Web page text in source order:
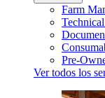
Farm
Pre-
Ver todos los